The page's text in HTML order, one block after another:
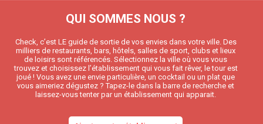
QUI SOMMES NOUS ?
Check, c’est LE guide de sortie de vos envies dans votre ville. Des
milliers de restaurants, bars, hôtels, salles de sport, clubs et lieux
de loisirs sont référencés. Sélectionnez la ville où vous vous
trouvez et choisissez l’établissement qui vous fait rêver, le tour est
joué ! Vous avez une envie particulière, un cocktail ou un plat que
vous aimeriez dégustez ? Tapez-le dans la barre de recherche et
laissez-vous tenter par un établissement qui apparait.